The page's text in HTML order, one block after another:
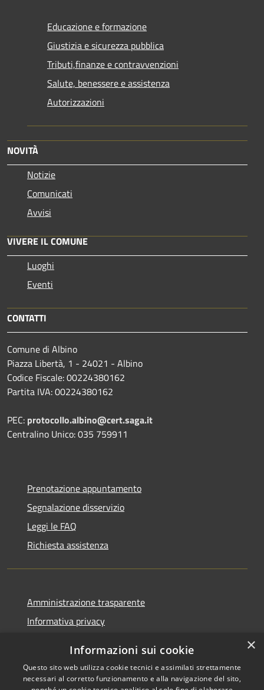
Educazione e formazione
Giustizia e sicurezza pubblica
Tributi,finanze e contravvenzioni
Salute, benessere e assistenza
Autorizzazioni
NOVITÀ
Notizie
Comunicati
Avvisi
VIVERE IL COMUNE
Luoghi
Eventi
CONTATTI
Comune di Albino
Piazza Libertà, 1 - 24021 - Albino
Codice Fiscale: 00224380162
Partita IVA: 00224380162
PEC: protocollo.albino@cert.saga.it
Centralino Unico: 035 759911
Prenotazione appuntamento
Segnalazione disservizio
Leggi le FAQ
Richiesta assistenza
Amministrazione trasparente
Informativa privacy
Dichiarazione di accessibilità
×
Informazioni sui cookie
Questo sito web utilizza cookie tecnici e assimilati strettamente
necessari al corretto funzionamento e alla navigazione del sito,